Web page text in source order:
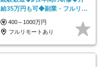
給35万円も可◆副業・フルリモ
ート可◆年休126日
400～1000万円
フルリモートあり